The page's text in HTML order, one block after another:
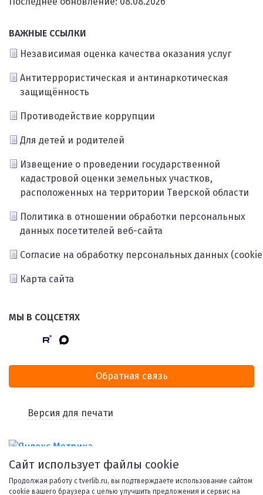
ВАЖНЫЕ ССЫЛКИ
Независимая оценка качества оказания услуг
Антитеррористическая и антинаркотическая
защищённость
Противодействие коррупции
Для детей и родителей
Извещение о проведении государственной
кадастровой оценки земельных участков,
расположенных на территории Тверской области
Политика в отношении обработки персональных
данных посетителей веб-сайта
Согласие на обработку персональных данных
Карта сайта
МЫ В СОЦСЕТЯХ
Обратная связь
Версия для печати
Сайт использует файлы cookie
Продолжая работу с tverlib.ru, вы подтверждаете использование сайтом
cookie вашего браузера с целью улучшить предложения и сервис на